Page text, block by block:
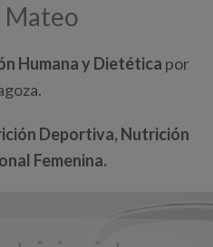
Mateo
Humana y Dietética por
Deportiva, Nutrición
Femenina.